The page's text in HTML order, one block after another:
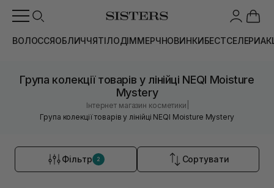
ВОЛОССЯОБЛИЧЧЯТІЛОДІММЕРЧНОВИНКИБЕСТСЕЛЕРИ
Група колекції товарів у лінійці NEQI Moisture
Mystery
Інтернет магазин косметики
Група колекції товарів у лінійці NEQI Moisture Mystery
Фільтр 2 Сортувати